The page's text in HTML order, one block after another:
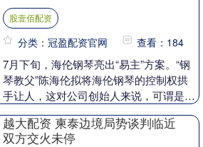
股壹佰配资
分类：冠盈配资官网 查看：184
7月下旬，海伦钢琴亮出“易主”方案。“钢
琴教父”陈海伦拟将海伦钢琴的控制权拱
手让人，这对公司创始人来说，可谓是创
据上海证券....
越大配资 柬泰边境局势谈判临近
双方交火未停